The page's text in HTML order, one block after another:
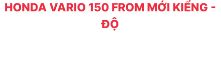
HONDA VARIO 150 FROM MỚI KIỂNG -
ĐỘ